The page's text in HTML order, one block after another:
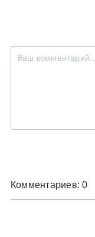
Комментариев: 0